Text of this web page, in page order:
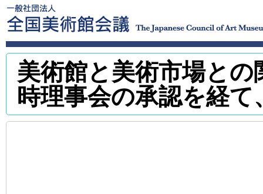
美術館と美術市場と
時理事会の承認を経